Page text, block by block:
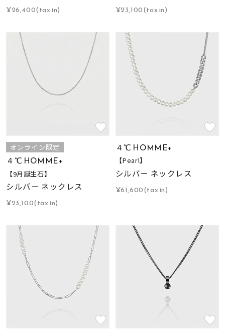
¥26,400(tax in) ¥23,100(tax in)
オンライン限定
４℃ HOMME+
【9月誕生石】
シルバー ネックレス
¥23,100(tax in)
４℃ HOMME+
【Pearl】
シルバー ネックレス
¥61,600(tax in)